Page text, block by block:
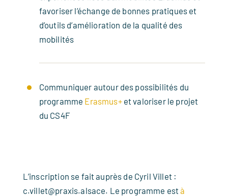
favoriser l’échange de bonnes pratiques et
d’outils d’amélioration de la qualité des
mobilités
Communiquer autour des possibilités du
programme Erasmus+et valoriser le projet
du CS4F
L’inscription se fait auprès de Cyril Villet :
c.villet@praxis.alsace. Le programme està